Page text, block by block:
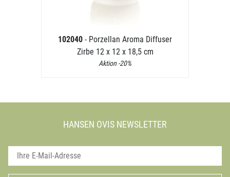
102040 - Porzellan Aroma Diffuser
Zirbe 12 x 12 x 18,5 cm
Aktion -20%
HANSEN OVIS NEWSLETTER